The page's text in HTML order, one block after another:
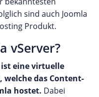
sind auch Joomla
Produkt.
vServer?
ist eine virtuelle
welche das Content-
hostet. Dabei